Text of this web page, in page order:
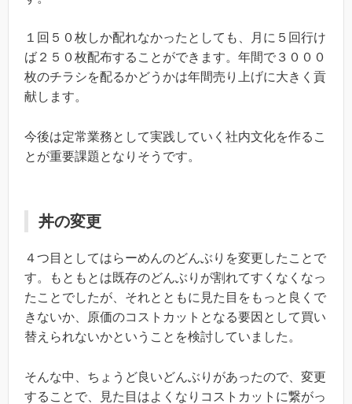
１回５０枚しか配れなかったとしても、月に５回行け
ば２５０枚配布することができます。年間で３０００
枚のチラシを配るかどうかは年間売り上げに大きく貢
献します。
今後は定常業務として実践していく社内文化を作るこ
とが重要課題となりそうです。
丼の変更
４つ目としてはらーめんのどんぶりを変更したことで
す。もともとは既存のどんぶりが割れてすくなくなっ
たことでしたが、それとともに見た目をもっと良くで
きないか、原価のコストカットとなる要因として買い
替えられないかということを検討していました。
そんな中、ちょうど良いどんぶりがあったので、変更
することで、見た目はよくなりコストカットに繋がっ